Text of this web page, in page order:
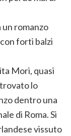
un romanzo
forti balzi
Mori, quasi
trovato lo
dentro una
di Roma. Si
vissuto